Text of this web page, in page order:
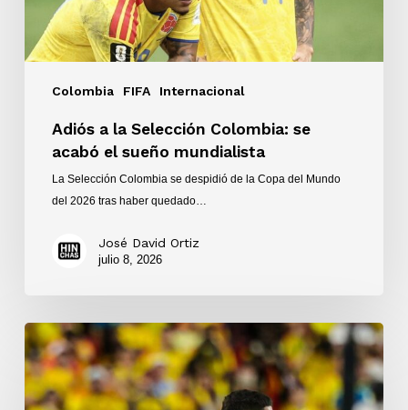
Colombia FIFA Internacional
sueño
mundialista
Adiós a la Selección Colombia: se
acabó el sueño mundialista
La Selección Colombia se despidió de la Copa del Mundo
del 2026 tras haber quedado…
José David Ortiz
julio 8, 2026
Victoria
1-
0
de